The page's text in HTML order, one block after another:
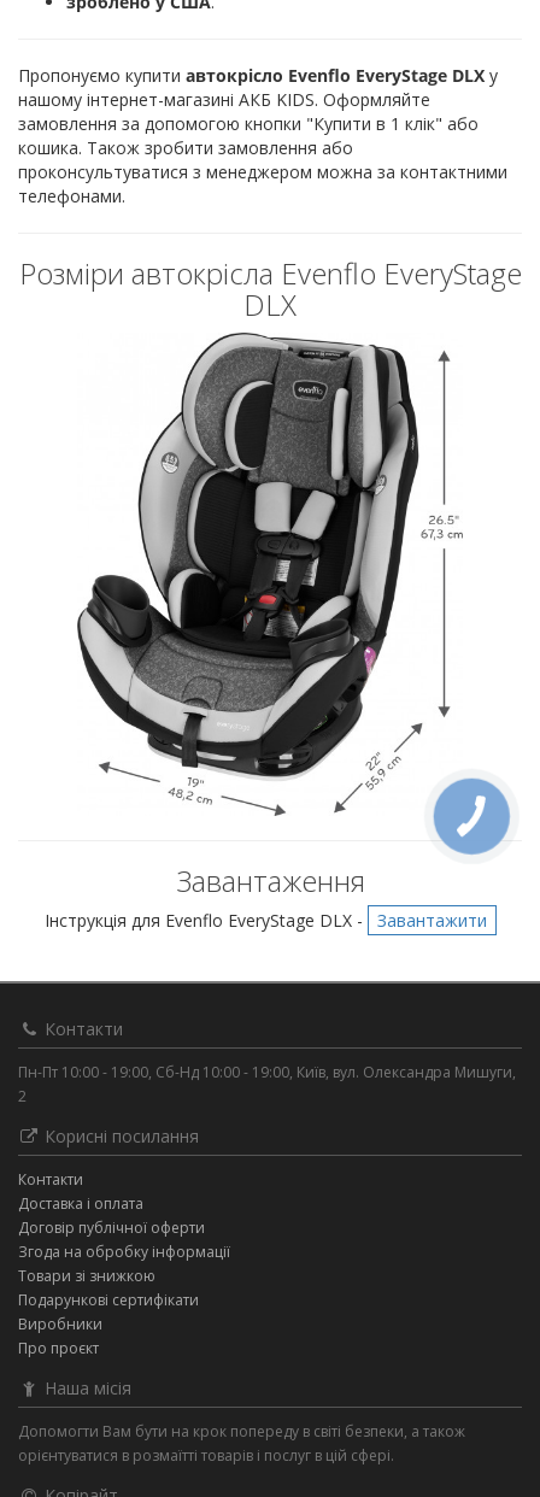
Пропонуємо купити автокрісло Evenflo EveryStage DLX у
нашому інтернет-магазині АКБ KIDS. Оформляйте
замовлення за допомогою кнопки "Купити в 1 клік" або
кошика. Також зробити замовлення або
проконсультуватися з менеджером можна за контактними
телефонами.
Розміри автокрісла Evenflo EveryStage
DLX
Завантаження
Інструкція для Evenflo EveryStage DLX - Завантажити
Контакти
Пн-Пт 10:00 - 19:00, Сб-Нд 10:00 - 19:00, Київ, вул. Олександра Мишуги,
2
Корисні посилання
Контакти
Доставка і оплата
Договір публічної оферти
Згода на обробку інформації
Товари зі знижкою
Подарункові сертифікати
Виробники
Про проєкт
Наша місія
Допомогти Вам бути на крок попереду в світі безпеки, а також
орієнтуватися в розмаїтті товарів і послуг в цій сфері.